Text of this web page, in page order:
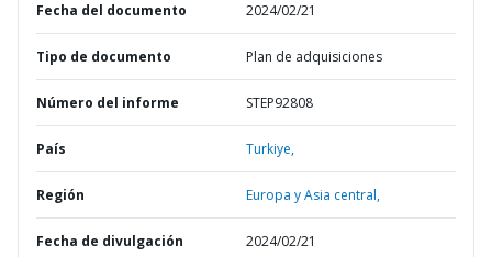
Fecha del documento 2024/02/21
Tipo de documento Plan de adquisiciones
Número del informe STEP92808
País Turkiye,
Región Europa y Asia central,
Fecha de divulgación 2024/02/21